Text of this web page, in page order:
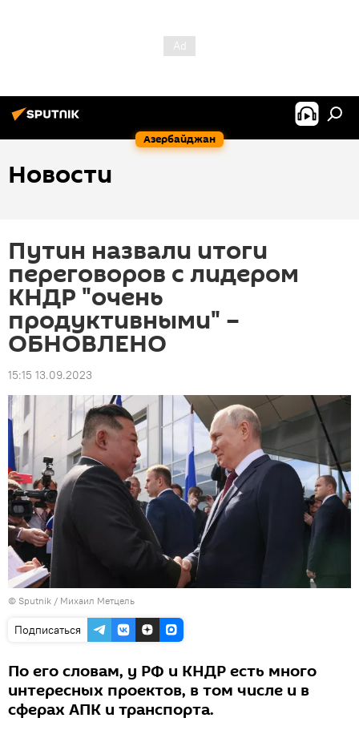
Азербайджан
Новости
Путин назвали итоги
переговоров с лидером
КНДР "очень
продуктивными" –
ОБНОВЛЕНО
15:15 13.09.2023
© Sputnik / Михаил Метцель
Подписаться
По его словам, у РФ и КНДР есть много
интересных проектов, в том числе и в
сферах АПК и транспорта.